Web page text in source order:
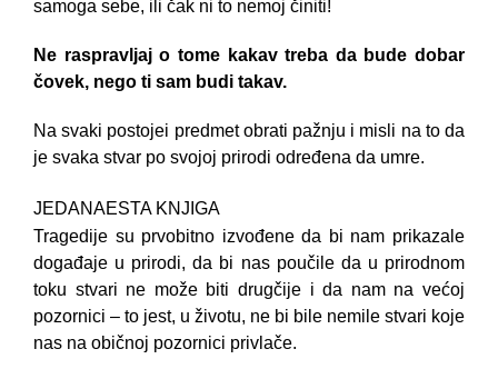
samoga sebe, ili čak ni to nemoj činiti!
Ne raspravljaj o tome kakav treba da bude dobar
čovek, nego ti sam budi takav.
Na svaki postojei predmet obrati pažnju i misli na to da
je svaka stvar po svojoj prirodi određena da umre.
JEDANAESTA KNJIGA
Tragedije su prvobitno izvođene da bi nam prikazale
događaje u prirodi, da bi nas poučile da u prirodnom
toku stvari ne može biti drugčije i da nam na većoj
pozornici – to jest, u životu, ne bi bile nemile stvari koje
nas na običnoj pozornici privlače.